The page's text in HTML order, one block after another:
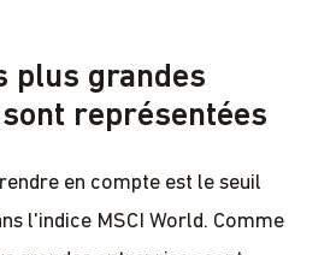
plus grandes
représentées
en compte est le seuil
l'indice MSCI World. Comme